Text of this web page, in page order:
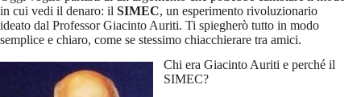
in cui vedi il denaro: il SIMEC, un esperimento rivoluzionario
ideato dal Professor Giacinto Auriti. Ti spiegherò tutto in modo
semplice e chiaro, come se stessimo chiacchierare tra amici.
Chi era Giacinto Auriti e perché il
SIMEC?